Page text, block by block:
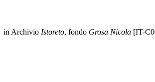
in Archivio Istoreto, fondo Grosa Nicola [IT-